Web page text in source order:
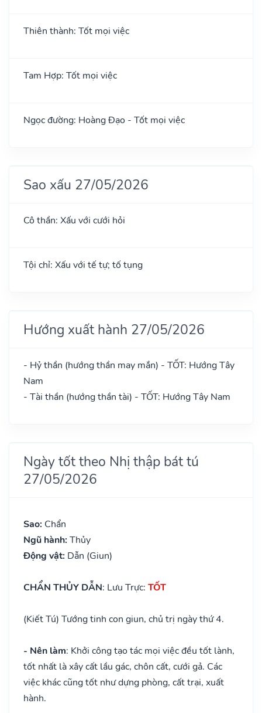
Thiên thành: Tốt mọi việc
Tam Hợp: Tốt mọi việc
Ngọc đường: Hoàng Đạo - Tốt mọi việc
Sao xấu 27/05/2026
Cô thần: Xấu với cưới hỏi
Tội chỉ: Xấu với tế tự; tố tụng
Hướng xuất hành 27/05/2026
- Hỷ thần (hướng thần may mắn) - TỐT: Hướng Tây
Nam
- Tài thần (hướng thần tài) - TỐT: Hướng Tây Nam
Ngày tốt theo Nhị thập bát tú
27/05/2026
Sao: Chẩn
Ngũ hành: Thủy
Động vật: Dẫn (Giun)
CHẨN THỦY DẪN: Lưu Trực: TỐT
(Kiết Tú) Tướng tinh con giun, chủ trị ngày thứ 4.
- Nên làm: Khởi công tạo tác mọi việc đều tốt lành,
tốt nhất là xây cất lầu gác, chôn cất, cưới gả. Các
việc khác cũng tốt như dựng phòng, cất trại, xuất
hành.